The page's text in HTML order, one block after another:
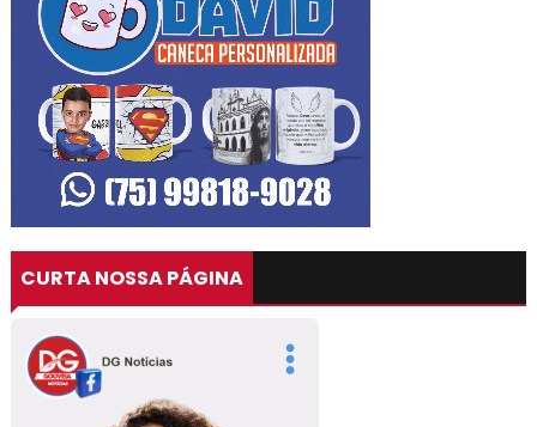
CURTA NOSSA PÁGINA